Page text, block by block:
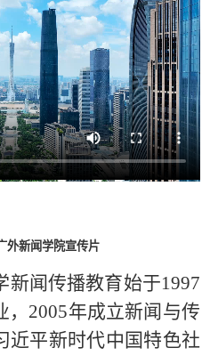
外新闻学院宣传片
新闻传播教育始于1997
，2005年成立新闻与传
近平新时代中国特色社